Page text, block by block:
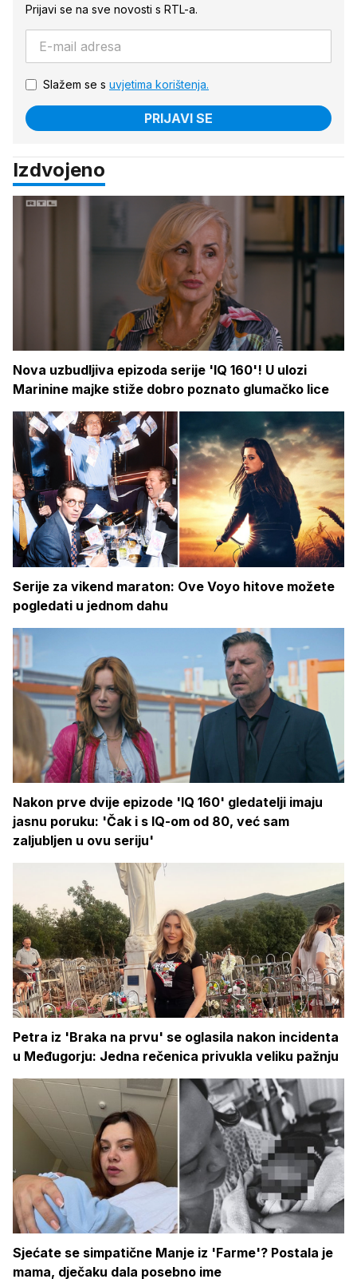
Prijavi se na sve novosti s RTL-a.
Slažem se s uvjetima korištenja.
PRIJAVI SE
Izdvojeno
Nova uzbudljiva epizoda serije 'IQ 160'! U ulozi
Marinine majke stiže dobro poznato glumačko lice
Serije za vikend maraton: Ove Voyo hitove možete
pogledati u jednom dahu
Nakon prve dvije epizode 'IQ 160' gledatelji imaju
jasnu poruku: 'Čak i s IQ-om od 80, već sam
zaljubljen u ovu seriju'
Petra iz 'Braka na prvu' se oglasila nakon incidenta
u Međugorju: Jedna rečenica privukla veliku pažnju
Sjećate se simpatične Manje iz 'Farme'? Postala je
mama, dječaku dala posebno ime